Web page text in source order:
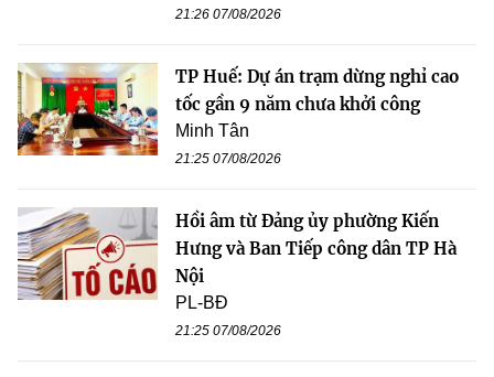
21:26 07/08/2026
TP Huế: Dự án trạm dừng nghỉ cao
tốc gần 9 năm chưa khởi công
Minh Tân
21:25 07/08/2026
Hồi âm từ Đảng ủy phường Kiến
Hưng và Ban Tiếp công dân TP Hà
Nội
PL-BĐ
21:25 07/08/2026